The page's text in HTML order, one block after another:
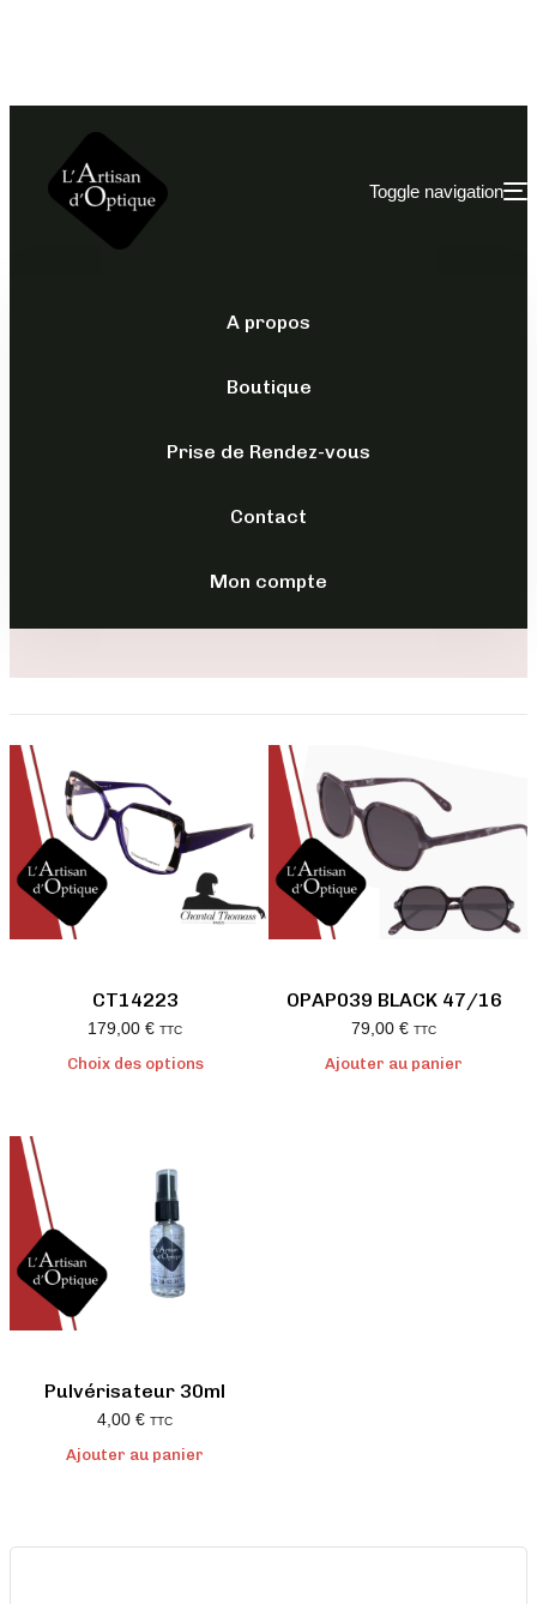
Toggle navigation
A propos
Boutique
Prise de Rendez-vous
Contact
Mon compte
Sans
catégorie
CT14223
179,00 € TTC
Choix des options
OPAP039 BLACK 47/16
79,00 € TTC
Ajouter au panier
Pulvérisateur 30ml
4,00 € TTC
Ajouter au panier